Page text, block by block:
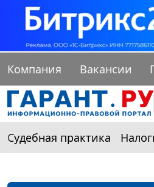
Компания Вакансии
Судебная практика